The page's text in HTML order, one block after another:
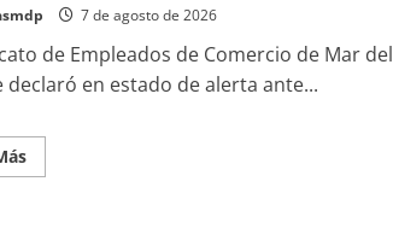
7 de agosto de 2026
de Empleados de Comercio de Mar del
declaró en estado de alerta ante...